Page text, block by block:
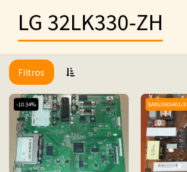
LG 32LK330-ZH
Filtros
-10.34% EAX63985401/8